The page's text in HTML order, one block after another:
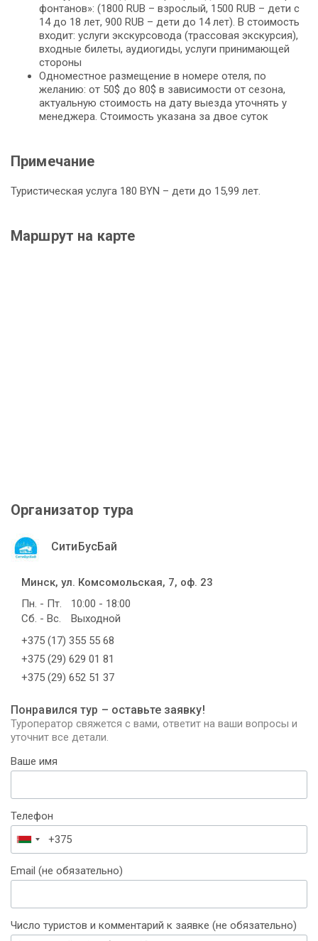
фонтанов»: (1800 RUB – взрослый, 1500 RUB – дети с
14 до 18 лет, 900 RUB – дети до 14 лет). В стоимость
входит: услуги экскурсовода (трассовая экскурсия),
входные билеты, аудиогиды, услуги принимающей
стороны
Одноместное размещение в номере отеля, по
желанию: от 50$ до 80$ в зависимости от сезона,
актуальную стоимость на дату выезда уточнять у
менеджера. Стоимость указана за двое суток
Примечание
Туристическая услуга 180 BYN – дети до 15,99 лет.
Маршрут на карте
Организатор тура
СитиБусБай
Минск, ул. Комсомольская, 7, оф. 23
Пн. - Пт.
10:00 - 18:00
Сб. - Вс.
Выходной
+375 (17) 355 55 68
+375 (29) 629 01 81
+375 (29) 652 51 37
Понравился тур – оставьте заявку!
Туроператор свяжется с вами, ответит на ваши вопросы и
уточнит все детали.
Ваше имя
Телефон
Беларусь
+375
Email (не обязательно)
Число туристов и комментарий к заявке (не обязательно)